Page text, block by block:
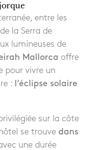
entre les
la Serra de
lumineuses de
Mallorca offre
pour vivre un
:
l’éclipse solaire
sur la côte
se trouve dans
une durée